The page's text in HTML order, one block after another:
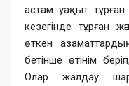
астам уақыт тұрған
кезегінде тұрған
өткен
бетінше өтінім
Олар жалдау